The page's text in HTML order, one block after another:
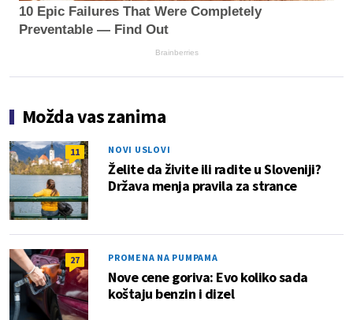
10 Epic Failures That Were Completely
Preventable — Find Out
Brainberries
Možda vas zanima
11 NOVI USLOVI
Želite da živite ili radite u Sloveniji?
Država menja pravila za strance
27 PROMENA NA PUMPAMA
Nove cene goriva: Evo koliko sada
koštaju benzin i dizel